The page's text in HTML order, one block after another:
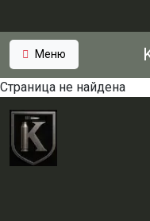
Меню
Страница не найдена